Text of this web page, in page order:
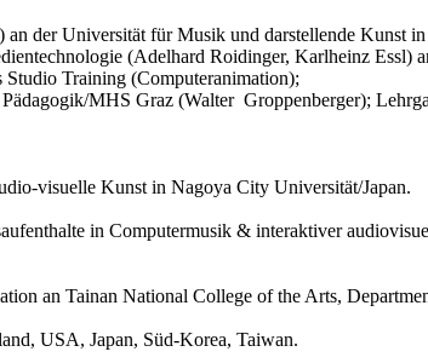
der Universität für Musik und darstellende Kunst in
(Adelhard Roidinger, Karlheinz Essl)
Training (Computeranimation);
MHS Graz (Walter Groppenberger);
visuelle Kunst in Nagoya City Universität/Japan.
in Computermusik & interaktiver
an Tainan National College of the Arts,
USA, Japan, Süd-Korea, Taiwan.